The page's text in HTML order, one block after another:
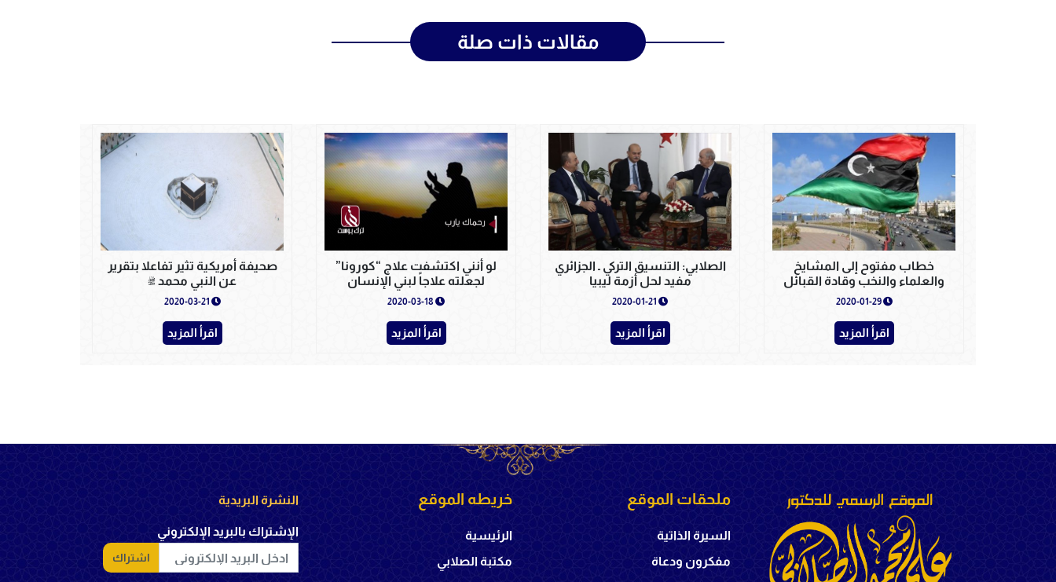
مقالات ذات صلة
خطاب مفتوح إلى المشايخ
والعلماء والنخب وقادة القبائل
2020-01-29
اقرأ المزيد
الصلابي: التنسيق التركي ـ الجزائري
مفيد لحل أزمة ليبيا
اقرأ المزيد
لو أنني اكتشفت علاج “كورونا”
لجعلته علاجاً لبني الإنسان
اقرأ المزيد
صحيفة أمريكية تثير تفاعلا بتقرير
عن النبي محمد ﷺ
اقرأ المزيد
ملحقات الموقع
السيرة الذاتية
مفكرون ودعاة
خريطه الموقع
الرئيسية
مكتبة الصلابي
النشرة البريدية
الإشتراك بالبريد الإلكتروني
اشتراك